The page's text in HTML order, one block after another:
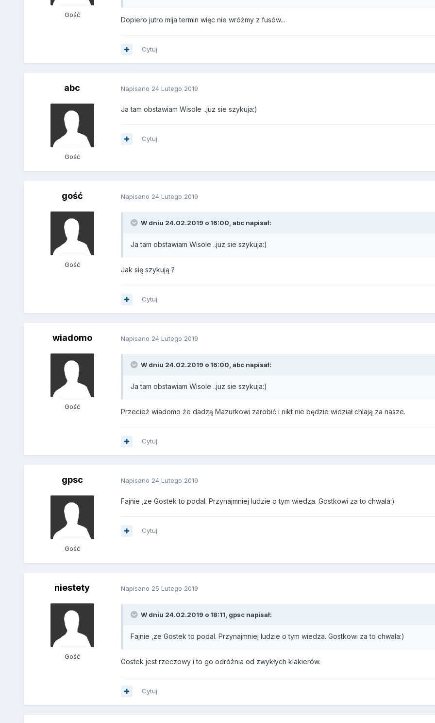
Gość
Dopiero jutro mija termin więc nie wróżmy z fusów...
Cytuj
abc
Gość
Napisano 24 Lutego 2019
Ja tam obstawiam Wisole ..juz sie szykuja:)
Cytuj
gość
Gość
Napisano 24 Lutego 2019
W dniu 24.02.2019 o 16:00, abc napisał:
Ja tam obstawiam Wisole ..juz sie szykuja:)
Jak się szykują ?
Cytuj
wiadomo
Gość
Napisano 24 Lutego 2019
W dniu 24.02.2019 o 16:00, abc napisał:
Ja tam obstawiam Wisole ..juz sie szykuja:)
Przecież wiadomo że dadzą Mazurkowi zarobić i nikt nie będzie widział chlają za nasze.
Cytuj
gpsc
Gość
Napisano 24 Lutego 2019
Fajnie ,ze Gostek to podal. Przynajmniej ludzie o tym wiedza. Gostkowi za to chwala:)
Cytuj
niestety
Gość
Napisano 25 Lutego 2019
W dniu 24.02.2019 o 18:11, gpsc napisał:
Fajnie ,ze Gostek to podal. Przynajmniej ludzie o tym wiedza. Gostkowi za to chwala:)
Gostek jest rzeczowy i to go odróżnia od zwykłych klakierów.
Cytuj